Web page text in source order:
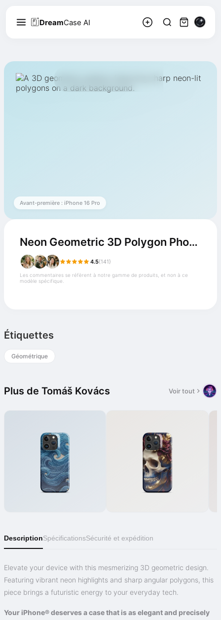
DreamCase AI
196 Suivre
Avant-première : iPhone 16 Pro
Neon Geometric 3D Polygon Phone Case
4.5(141)
Les commentaires se réfèrent à notre gamme de produits, et non à ce
modèle spécifique.
Étiquettes
Géométrique
Plus de Tomáš Kovács Voir tout
DescriptionSpécificationsSécurité et expédition
Elevate your device with this mesmerizing 3D geometric design.
Featuring vibrant neon highlights and sharp angular polygons, this
piece brings a futuristic energy to your everyday tech.
Your iPhone® deserves a case that is as elegant and precisely